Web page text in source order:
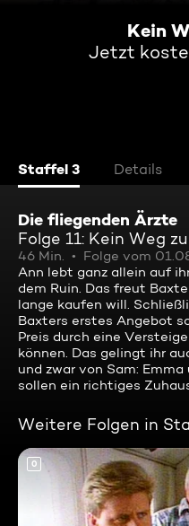
Kein
Jetzt
Staffel 3 Details
Die fliegenden Ärzte
Folge 11: Kein Weg
46 Min. Folge vom
Ann lebt ganz allein auf
dem Ruin. Das freut
lange kaufen will.
Baxters erstes Angebot
Preis durch eine
können. Das gelingt ihr
und zwar von Sam:
sollen ein richtiges
Weitere Folgen in
0